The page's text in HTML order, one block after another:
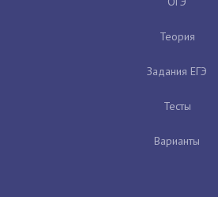
Теория
Задания ЕГЭ
Тесты
Варианты